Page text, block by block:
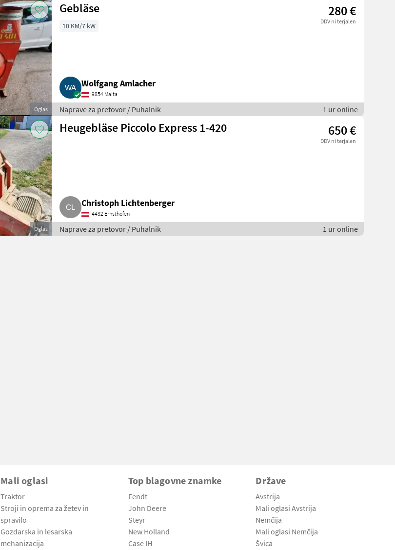
Oglas
Gebläse 280 €
DDV ni terjalen
10 KM/7 kW
Wolfgang Amlacher
9854 Malta
Naprave za pretovor / Puhalnik 1 ur online
Oglas
Heugebläse Piccolo Express 1-420 650 €
DDV ni terjalen
Christoph Lichtenberger
4432 Ernsthofen
Naprave za pretovor / Puhalnik 1 ur online
Mali oglasi
Traktor
Stroji in oprema za žetev in
spravilo
Gozdarska in lesarska
mehanizacija
Top blagovne znamke
Fendt
John Deere
Steyr
New Holland
Case IH
Države
Avstrija
Mali oglasi Avstrija
Nemčija
Mali oglasi Nemčija
Švica